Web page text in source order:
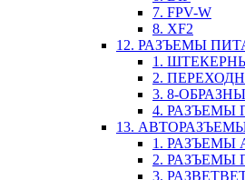
7. FPV-W
8. XF2
12. РАЗЪЕМЫ
1.
2.
3. 8-
4. РАЗЪЕМЫ
13.
1. РАЗЪЕМЫ
2. РАЗЪЕМЫ
3.